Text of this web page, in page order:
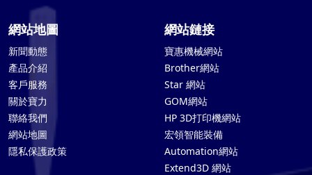
網站地圖
新聞動態
產品介紹
客戶服務
關於寶力
聯絡我們
網站地圖
隱私保護政策
網站鏈接
寶惠機械網站
Brother網站
Star 網站
GOM網站
HP 3D打印機網站
宏領智能裝備
Automation網站
Extend3D 網站